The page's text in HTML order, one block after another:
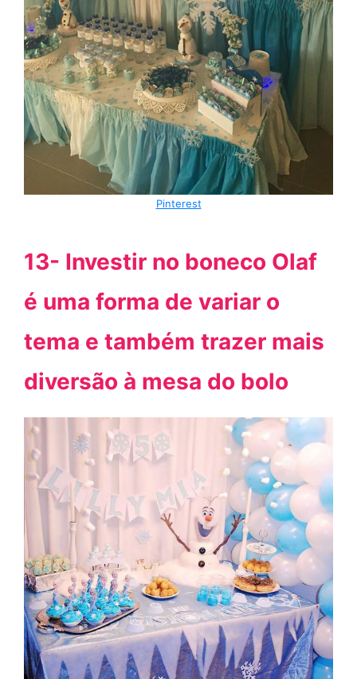
Pinterest
13- Investir no boneco Olaf
é uma forma de variar o
tema e também trazer mais
diversão à mesa do bolo